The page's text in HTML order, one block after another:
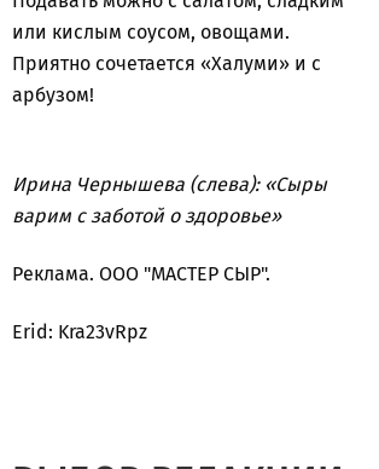
или кислым соусом, овощами.
Приятно сочетается «Халуми» и с
арбузом!
Ирина Чернышева (слева): «Сыры
варим с заботой о здоровье»
Реклама. ООО "МАСТЕР СЫР".
Erid: Kra23vRpz